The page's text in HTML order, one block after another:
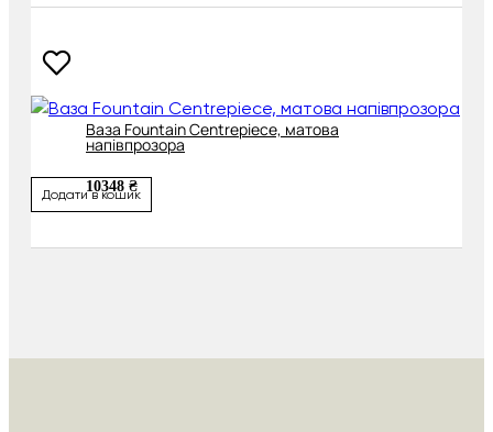
Ваза Fountain Centrepiece, матова
напівпрозора
10348 ₴
Додати в кошик